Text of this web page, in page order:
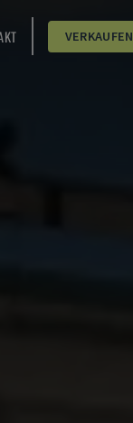
VERKAUFEN